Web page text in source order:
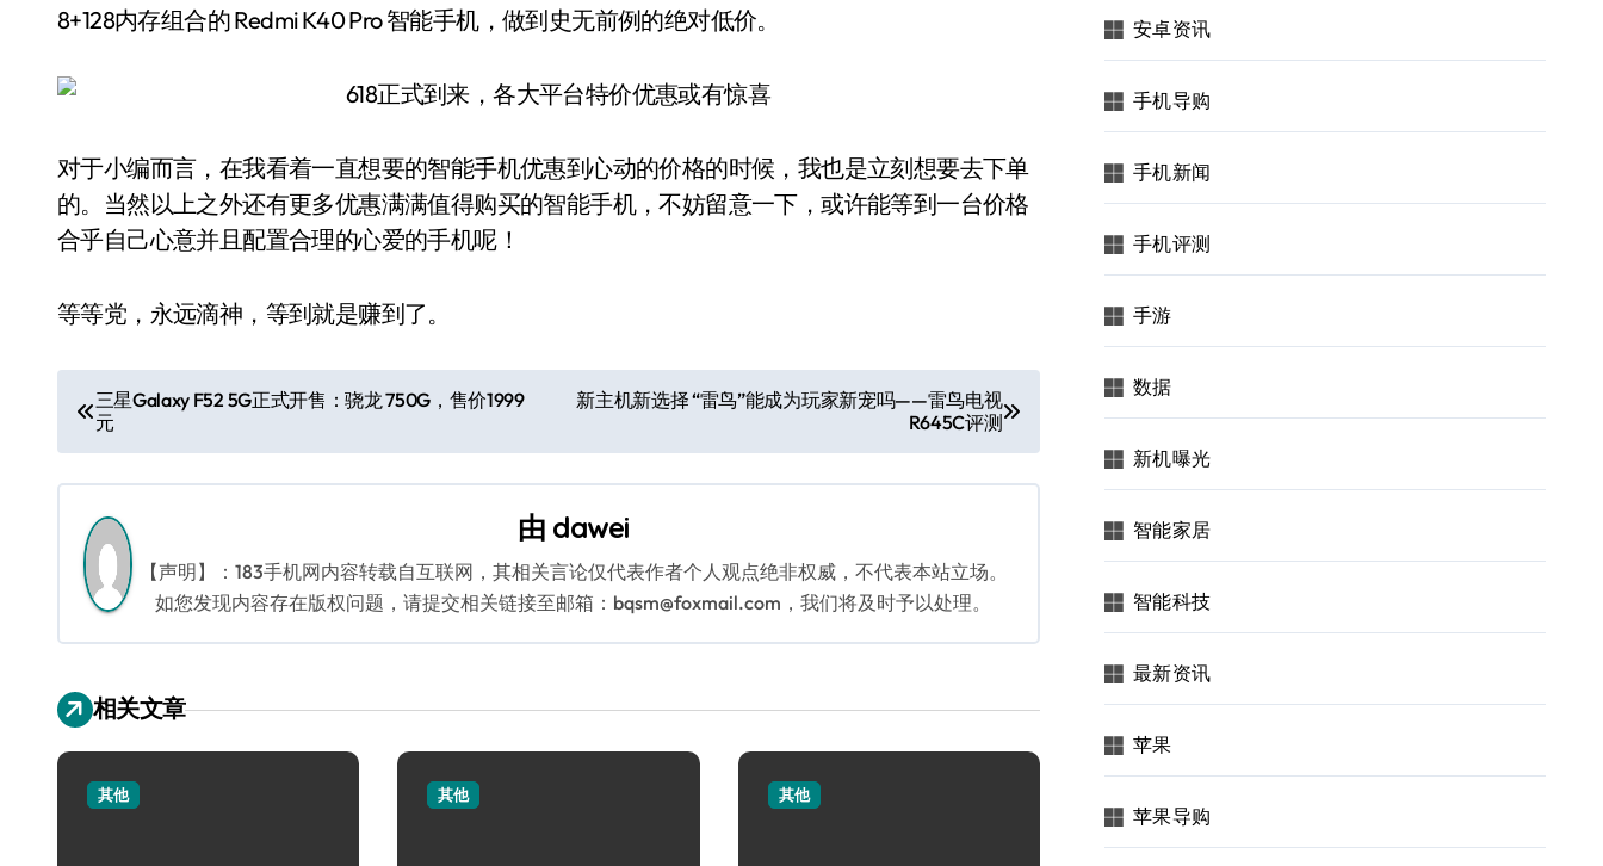
8+128内存组合的 Redmi K40 Pro 智能手机，做到史无前例的绝对低价。
对于小编而言，在我看着一直想要的智能手机优惠到心动的价格的时候，我也是立刻想要去下单
的。当然以上之外还有更多优惠满满值得购买的智能手机，不妨留意一下，或许能等到一台价格
合乎自己心意并且配置合理的心爱的手机呢！
等等党，永远滴神，等到就是赚到了。
文
章
导
航
三星Galaxy F52 5G正式开售：骁龙 750G，售价1999
元
新主机新选择 “雷鸟”能成为玩家新宠吗——雷鸟电视
R645C评测
由 dawei
【声明】：183手机网内容转载自互联网，其相关言论仅代表作者个人观点绝非权威，不代表本站立场。
如您发现内容存在版权问题，请提交相关链接至邮箱：bqsm@foxmail.com，我们将及时予以处理。
相关文章
其他 其他 其他
安卓资讯
手机导购
手机新闻
手机评测
手游
数据
新机曝光
智能家居
智能科技
最新资讯
苹果
苹果导购